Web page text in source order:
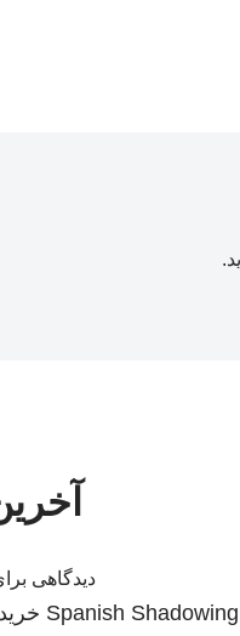
.
دیدگاهی
Spanish Shadowing